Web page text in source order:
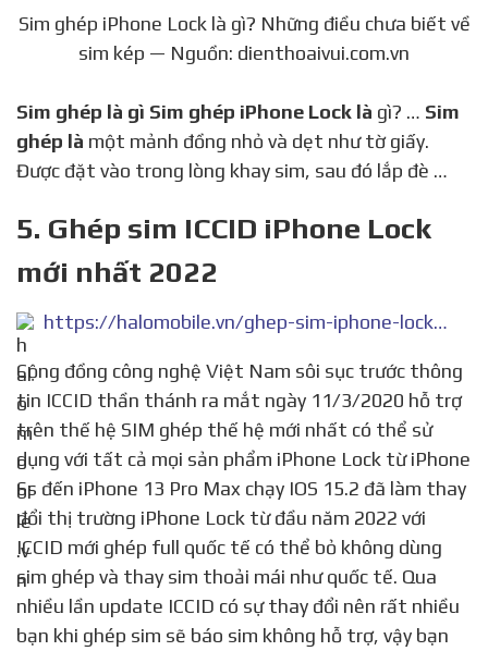
Sim ghép iPhone Lock là gì? Những điều chưa biết về
sim kép — Nguồn: dienthoaivui.com.vn
Sim ghép là gì Sim ghép iPhone Lock là gì? … Sim
ghép là một mảnh đồng nhỏ và dẹt như tờ giấy.
Được đặt vào trong lòng khay sim, sau đó lắp đè …
5. Ghép sim ICCID iPhone Lock
mới nhất 2022
https://halomobile.vn/ghep-sim-iphone-lock-moi-nhat.html
Cộng đồng công nghệ Việt Nam sôi sục trước thông
tin ICCID thần thánh ra mắt ngày 11/3/2020 hỗ trợ
trên thế hệ SIM ghép thế hệ mới nhất có thể sử
dụng với tất cả mọi sản phẩm iPhone Lock từ iPhone
6s đến iPhone 13 Pro Max chạy IOS 15.2 đã làm thay
đổi thị trường iPhone Lock từ đầu năm 2022 với
ICCID mới ghép full quốc tế có thể bỏ không dùng
sim ghép và thay sim thoải mái như quốc tế. Qua
nhiều lần update ICCID có sự thay đổi nên rất nhiều
bạn khi ghép sim sẽ báo sim không hỗ trợ, vậy bạn